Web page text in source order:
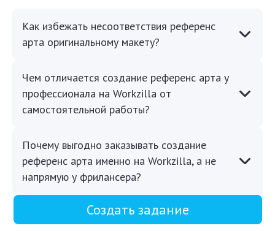
Как избежать несоответствия референс
арта оригинальному макету?
Чем отличается создание референс арта у
профессионала на Workzilla от
самостоятельной работы?
Почему выгодно заказывать создание
референс арта именно на Workzilla, а не
напрямую у фрилансера?
Создать задание